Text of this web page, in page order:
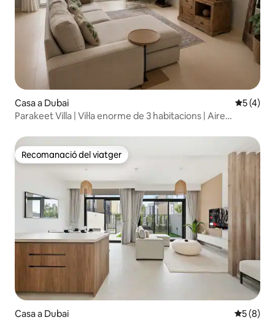
Casa a Dubai 5 de
5 (4)
Parakeet Villa | Vil·la enorme de 3 habitacions | Aire
Recomanació del viatger
Recomanació del viatger
Casa a Dubai 5 de
5 (8)